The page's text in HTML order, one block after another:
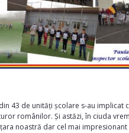
43 de unități școlare s-au implicat
românilor. Și astăzi, în ciuda
noastră dar cel mai